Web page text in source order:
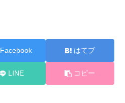
Facebook はてブ
LINE コピー